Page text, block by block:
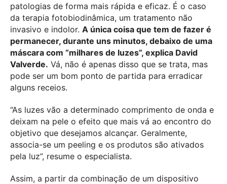
patologias de forma mais rápida e eficaz. É o caso
da terapia fotobiodinâmica, um tratamento não
invasivo e indolor. A única coisa que tem de fazer é
permanecer, durante uns minutos, debaixo de uma
máscara com “milhares de luzes”, explica David
Valverde. Vá, não é apenas disso que se trata, mas
pode ser um bom ponto de partida para erradicar
alguns receios.
“As luzes vão a determinado comprimento de onda e
deixam na pele o efeito que mais vá ao encontro do
objetivo que desejamos alcançar. Geralmente,
associa-se um peeling e os produtos são ativados
pela luz”, resume o especialista.
Assim, a partir da combinação de um dispositivo